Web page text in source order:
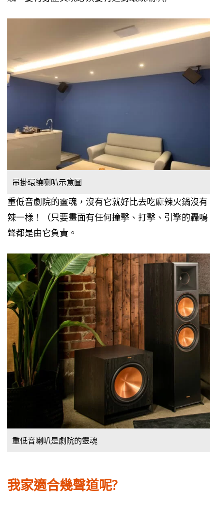
吊掛環繞喇叭示意圖
重低音劇院的靈魂，沒有它就好比去吃麻辣火鍋沒有
辣一樣！（只要畫面有任何撞擊、打擊、引擎的轟鳴
聲都是由它負責。
重低音喇叭是劇院的靈魂
我家適合幾聲道呢?